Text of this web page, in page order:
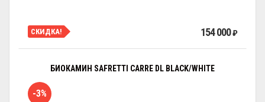
СКИДКА! 154 000₽
БИОКАМИН SAFRETTI CARRE DL BLACK/WHITE
-3%